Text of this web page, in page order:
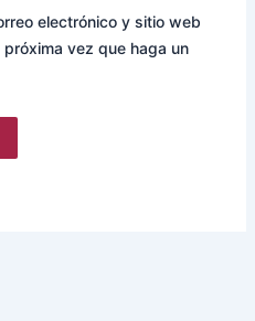
electrónico y sitio web
vez que haga un